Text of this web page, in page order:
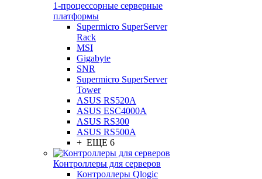
1-процессорные серверные
платформы
Supermicro SuperServer
Rack
MSI
Gigabyte
SNR
Supermicro SuperServer
Tower
ASUS RS520A
ASUS ESC4000A
ASUS RS300
ASUS RS500A
+ ЕЩЕ 6
Контроллеры для серверов
Контроллеры Qlogic